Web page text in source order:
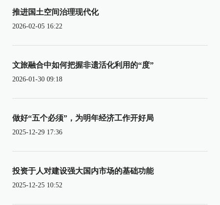
推进国土空间治理现代化
2026-02-05 16:22
文旅融合中如何把握非遗活化利用的“度”
2026-01-30 09:18
做好“五个必须”，为明年经济工作开好局
2025-12-29 17:36
投资于人对建设强大国内市场的基础功能
2025-12-25 10:52